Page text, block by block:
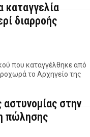
καταγγελία
διαρροής
που καταγγέλθηκε από
το Αρχηγείο της
στην
πώλησης